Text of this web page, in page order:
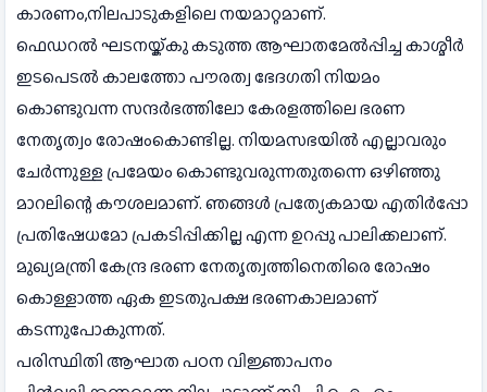
കാരണം,നിലപാടുകളിലെ നയമാറ്റമാണ്.
ഫെഡറല്‍ ഘടനയ്ക്കു കടുത്ത ആഘാതമേല്‍പ്പിച്ച കാശ്മീര്‍
ഇടപെടല്‍ കാലത്തോ പൗരത്വ ഭേദഗതി നിയമം
കൊണ്ടുവന്ന സന്ദര്‍ഭത്തിലോ കേരളത്തിലെ ഭരണ
നേതൃത്വം രോഷംകൊണ്ടില്ല. നിയമസഭയില്‍ എല്ലാവരും
ചേര്‍ന്നുള്ള പ്രമേയം കൊണ്ടുവരുന്നതുതന്നെ ഒഴിഞ്ഞു
മാറലിന്റെ കൗശലമാണ്. ഞങ്ങള്‍ പ്രത്യേകമായ എതിര്‍പ്പോ
പ്രതിഷേധമോ പ്രകടിപ്പിക്കില്ല എന്ന ഉറപ്പു പാലിക്കലാണ്.
മുഖ്യമന്ത്രി കേന്ദ്ര ഭരണ നേതൃത്വത്തിനെതിരെ രോഷം
കൊള്ളാത്ത ഏക ഇടതുപക്ഷ ഭരണകാലമാണ്
കടന്നുപോകുന്നത്.
പരിസ്ഥിതി ആഘാത പഠന വിജ്ഞാപനം